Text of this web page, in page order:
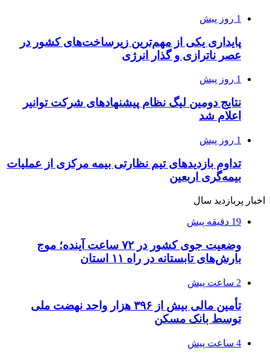
1 روز پیش
پایداری یکی از مهم‌ترین زیرساخت‌های کشور در
عصر ناترازی و گذار انرژی
1 روز پیش
نتایج دومین لیگ نظام پیشنهادهای شرکت توانیر
اعلام شد
1 روز پیش
تداوم بازدیدهای تیم نظارتی بیمه مرکزی از عملیات
بیمه‌گری اربعین
اخبار پربازدید سال
19 دقیقه پیش
وضعیت جوی کشور در ۷۲ ساعت آینده؛ موج
بارش‌های تابستانه در راه ۱۱ استان
2 ساعت پیش
تأمین مالی بیش از ۳۹۶ هزار واحد نهضت ملی
توسط بانک مسکن
4 ساعت پیش